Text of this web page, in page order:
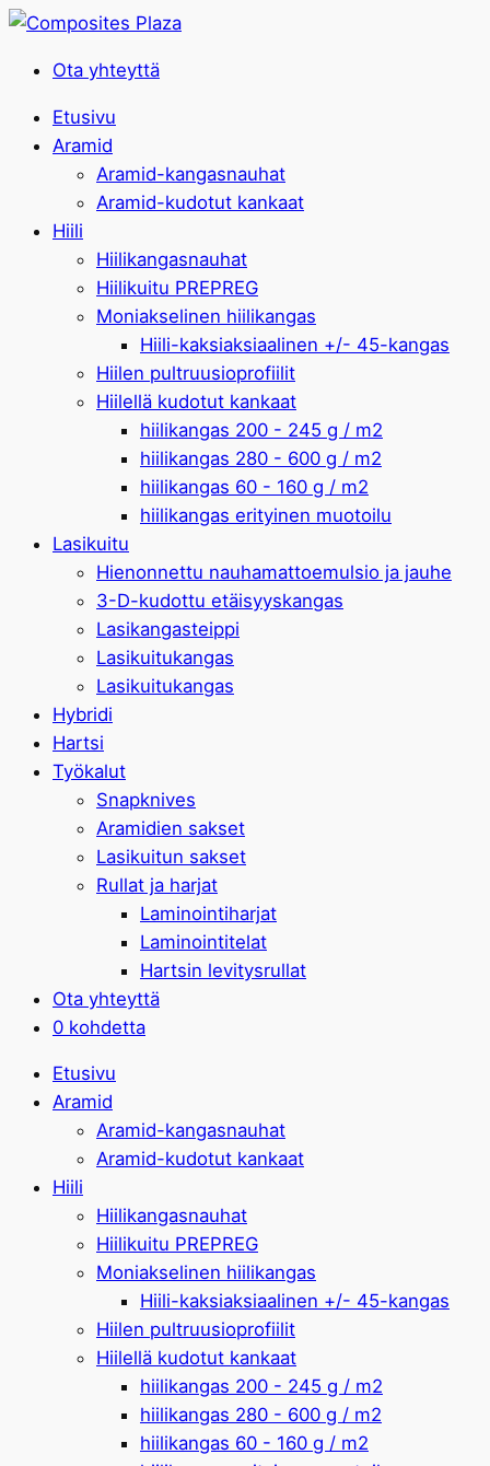
Ota yhteyttä
Etusivu
Aramid
Aramid-kangasnauhat
Aramid-kudotut kankaat
Hiili
Hiilikangasnauhat
Hiilikuitu PREPREG
Moniakselinen hiilikangas
Hiili-kaksiaksiaalinen +/- 45-kangas
Hiilen pultruusioprofiilit
Hiilellä kudotut kankaat
hiilikangas 200 - 245 g / m2
hiilikangas 280 - 600 g / m2
hiilikangas 60 - 160 g / m2
hiilikangas erityinen muotoilu
Lasikuitu
Hienonnettu nauhamattoemulsio ja jauhe
3-D-kudottu etäisyyskangas
Lasikangasteippi
Lasikuitukangas
Lasikuitukangas
Hybridi
Hartsi
Työkalut
Snapknives
Aramidien sakset
Lasikuitun sakset
Rullat ja harjat
Laminointiharjat
Laminointitelat
Hartsin levitysrullat
Ota yhteyttä
0 kohdetta
Etusivu
Aramid
Aramid-kangasnauhat
Aramid-kudotut kankaat
Hiili
Hiilikangasnauhat
Hiilikuitu PREPREG
Moniakselinen hiilikangas
Hiili-kaksiaksiaalinen +/- 45-kangas
Hiilen pultruusioprofiilit
Hiilellä kudotut kankaat
hiilikangas 200 - 245 g / m2
hiilikangas 280 - 600 g / m2
hiilikangas 60 - 160 g / m2